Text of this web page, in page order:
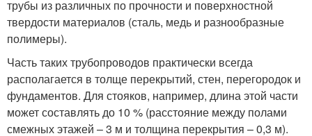
трубы из различных по прочности и поверхностной
твердости материалов (сталь, медь и разнообразные
полимеры).
Часть таких трубопроводов практически всегда
располагается в толще перекрытий, стен, перегородок и
фундаментов. Для стояков, например, длина этой части
может составлять до 10 % (расстояние между полами
смежных этажей – 3 м и толщина перекрытия – 0,3 м).